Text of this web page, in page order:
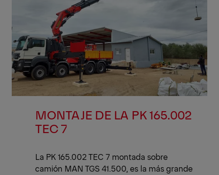
MONTAJE DE LA PK 165.002
TEC 7
La PK 165.002 TEC 7 montada sobre
camión MAN TGS 41.500, es la más grande